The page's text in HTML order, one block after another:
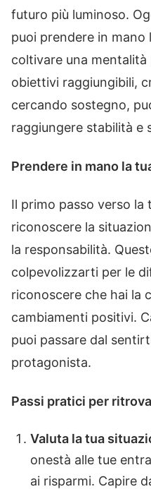
futuro più luminoso.
puoi prendere in mano
coltivare una
obiettivi raggiungibili,
cercando sostegno,
raggiungere stabilità e
Prendere in mano la
Il primo passo verso
riconoscere la
la responsabilità.
colpevolizzarti per le
riconoscere che hai la
cambiamenti positivi.
puoi passare dal
protagonista.
Passi pratici per
Valuta la tua
onestà alle tue
ai risparmi. Capire